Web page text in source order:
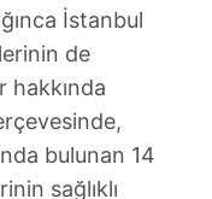
İstanbul
de
hakkında
bulunan 14
sağlıklı